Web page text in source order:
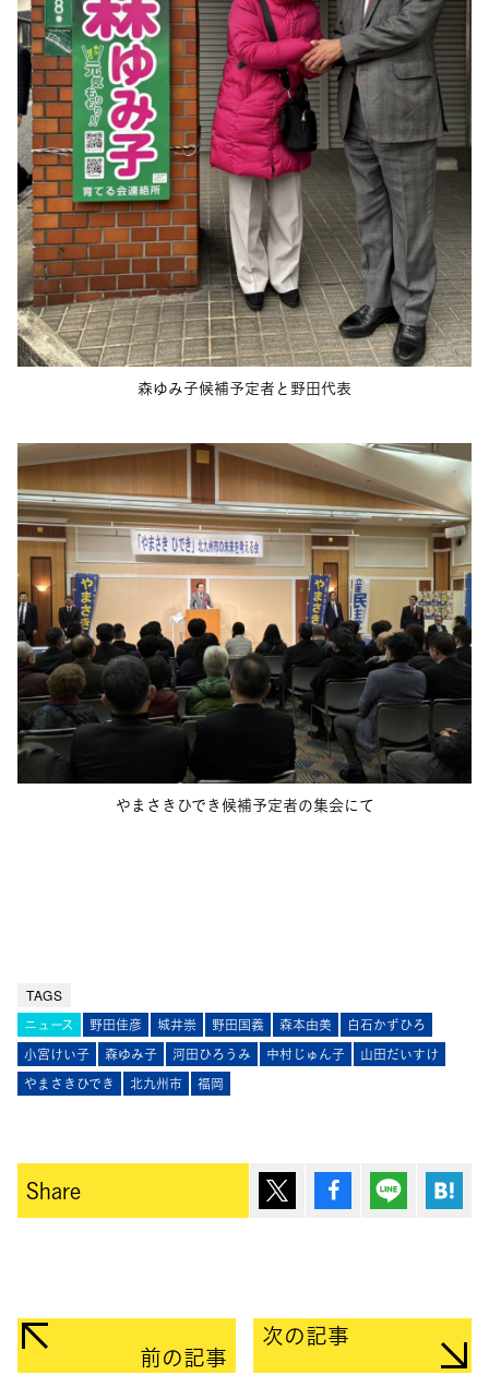
森ゆみ子候補予定者と野田代表
やまさきひでき候補予定者の集会にて
TAGS
ニュース 野田佳彦 城井崇 野田国義 森本由美
白石かずひろ
小宮けい子
森ゆみ子 河田ひろうみ 中村じゅん子
山田だいすけ
やまさきひでき
北九州市 福岡
Share ポスト シェア Lineで送
前の記事
次の記事